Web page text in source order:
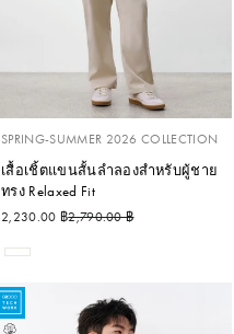
SPRING-SUMMER 2026 COLLECTION
เสื้อเชิ้ตแขนสั้นลำลองสำหรับผู้ชาย
ทรง Relaxed Fit
2,230.00 ฿ราคาปกติ
2,790.00 ฿